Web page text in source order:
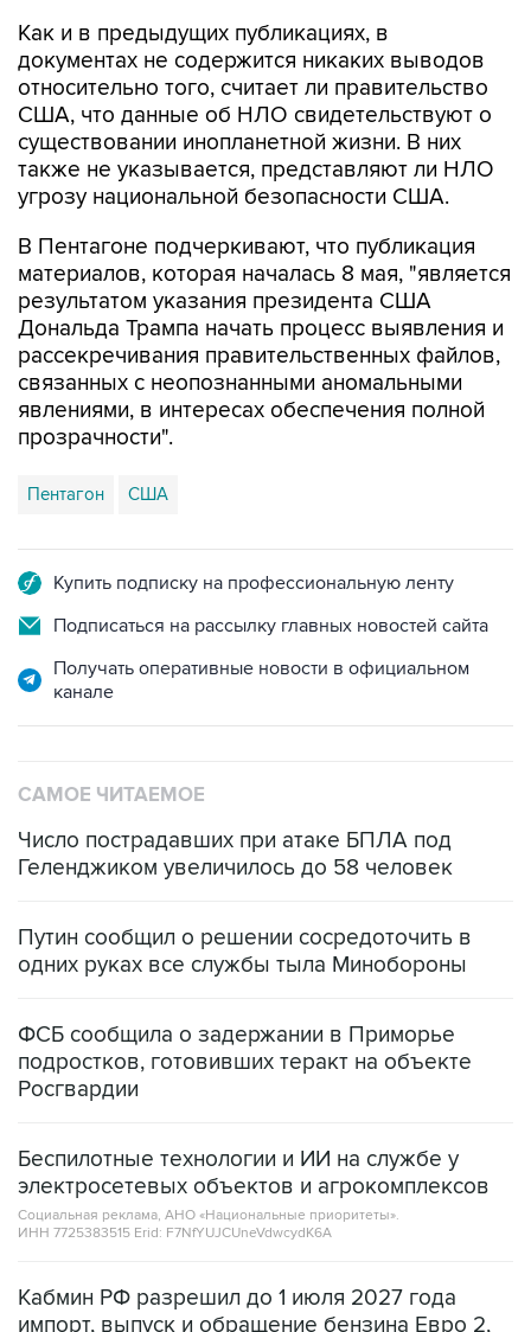
Как и в предыдущих публикациях, в
документах не содержится никаких выводов
относительно того, считает ли правительство
США, что данные об НЛО свидетельствуют о
существовании инопланетной жизни. В них
также не указывается, представляют ли НЛО
угрозу национальной безопасности США.
В Пентагоне подчеркивают, что публикация
материалов, которая началась 8 мая, "является
результатом указания президента США
Дональда Трампа начать процесс выявления и
рассекречивания правительственных файлов,
связанных с неопознанными аномальными
явлениями, в интересах обеспечения полной
прозрачности".
Пентагон США
Купить подписку на профессиональную ленту
Подписаться на рассылку главных новостей сайта
Получать оперативные новости в официальном
канале
САМОЕ ЧИТАЕМОЕ
Число пострадавших при атаке БПЛА под
Геленджиком увеличилось до 58 человек
Путин сообщил о решении сосредоточить в
одних руках все службы тыла Минобороны
ФСБ сообщила о задержании в Приморье
подростков, готовивших теракт на объекте
Росгвардии
Беспилотные технологии и ИИ на службе у
электросетевых объектов и агрокомплексов
Социальная реклама, АНО «Национальные приоритеты».
ИНН 7725383515 Erid: F7NfYUJCUneVdwcydK6A
Кабмин РФ разрешил до 1 июля 2027 года
импорт, выпуск и обращение бензина Евро 2,